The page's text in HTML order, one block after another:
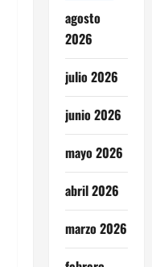
agosto
2026
julio 2026
junio 2026
mayo 2026
abril 2026
marzo 2026